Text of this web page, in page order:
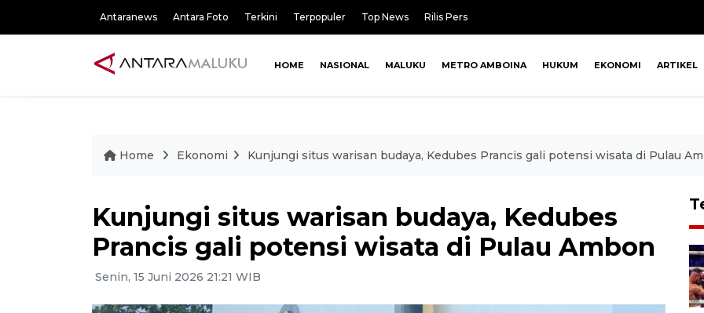
Antaranews Antara Foto Terkini Terpopuler Top News Rilis Pers
HOME NASIONAL MALUKU METRO AMBOINA HUKUM EKONOMI ARTIKEL
Home Ekonomi Kunjungi situs warisan budaya, Kedubes Prancis gali potensi wisata di Pulau
Kunjungi situs warisan budaya, Kedubes
Prancis gali potensi wisata di Pulau Ambon
Senin, 15 Juni 2026 21:21 WIB